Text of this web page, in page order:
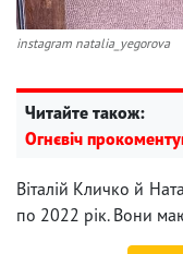
instagram natalia_yegorova
Читайте також:
Огнєвіч
Віталій Кличко й
по 2022 рік. Вони